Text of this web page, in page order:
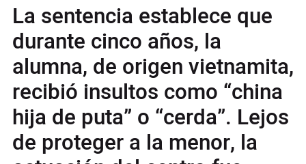
La sentencia establece que
durante cinco años, la
alumna, de origen vietnamita,
recibió insultos como “china
hija de puta” o “cerda”. Lejos
de proteger a la menor, la